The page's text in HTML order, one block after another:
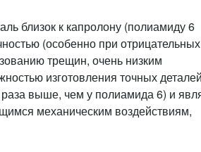
близок к капролону (полиамиду 6
(особенно при отрицательных
трещин, очень низким
изготовления точных
выше, чем у полиамида 6) и
механическим воздействиям,